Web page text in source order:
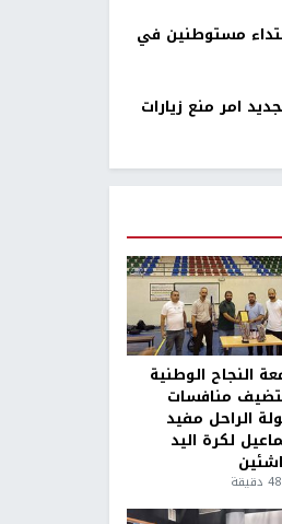
مستوطنين في
امر منع زيارات
النجاح الوطنية
منافسات
الراحل مفيد
لكرة اليد